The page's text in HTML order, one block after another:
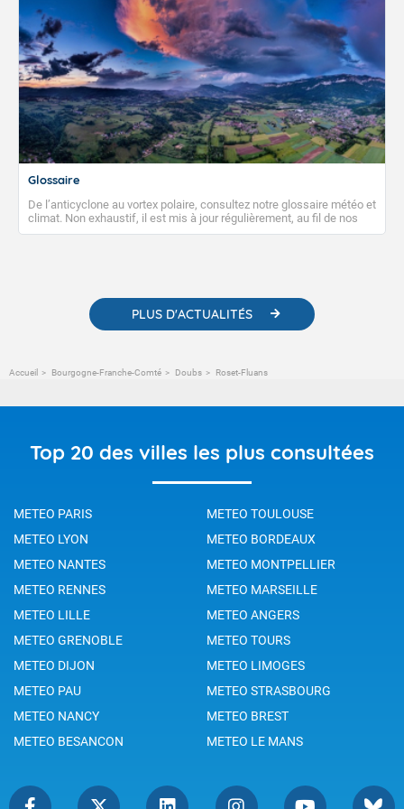
Glossaire
De l’anticyclone au vortex polaire, consultez notre glossaire météo et
climat. Non exhaustif, il est mis à jour régulièrement, au fil de nos
publications. Vous y trouverez également des liens utiles vers nos
PLUS D'ACTUALITÉS
Accueil Bourgogne-Franche-Comté Doubs Roset-Fluans
Top 20 des villes les plus consultées
METEO PARIS
METEO TOULOUSE
METEO LYON
METEO BORDEAUX
METEO NANTES
METEO MONTPELLIER
METEO RENNES
METEO MARSEILLE
METEO LILLE
METEO ANGERS
METEO GRENOBLE
METEO TOURS
METEO DIJON
METEO LIMOGES
METEO PAU
METEO STRASBOURG
METEO NANCY
METEO BREST
METEO BESANCON
METEO LE MANS